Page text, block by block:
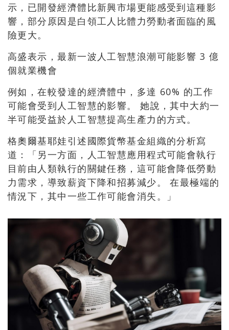
示，已開發經濟體比新興市場更能感受到這種影
響，部分原因是白領工人比體力勞動者面臨的風
險更大。
高盛表示，最新一波人工智慧浪潮可能影響 3 億
個就業機會
例如，在較發達的經濟體中，多達 60% 的工作
可能會受到人工智慧的影響。 她說，其中大約一
半可能受益於人工智慧提高生產力的方式。
格奧爾基耶娃引述國際貨幣基金組織的分析寫
道：「另一方面，人工智慧應用程式可能會執行
目前由人類執行的關鍵任務，這可能會降低勞動
力需求，導致薪資下降和招募減少。 在最極端的
情況下，其中一些工作可能會消失。」